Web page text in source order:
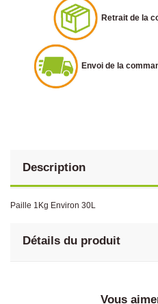
Retrait de la
Envoi de la
Description
Paille 1Kg Environ 30L
Détails du produit
Vous